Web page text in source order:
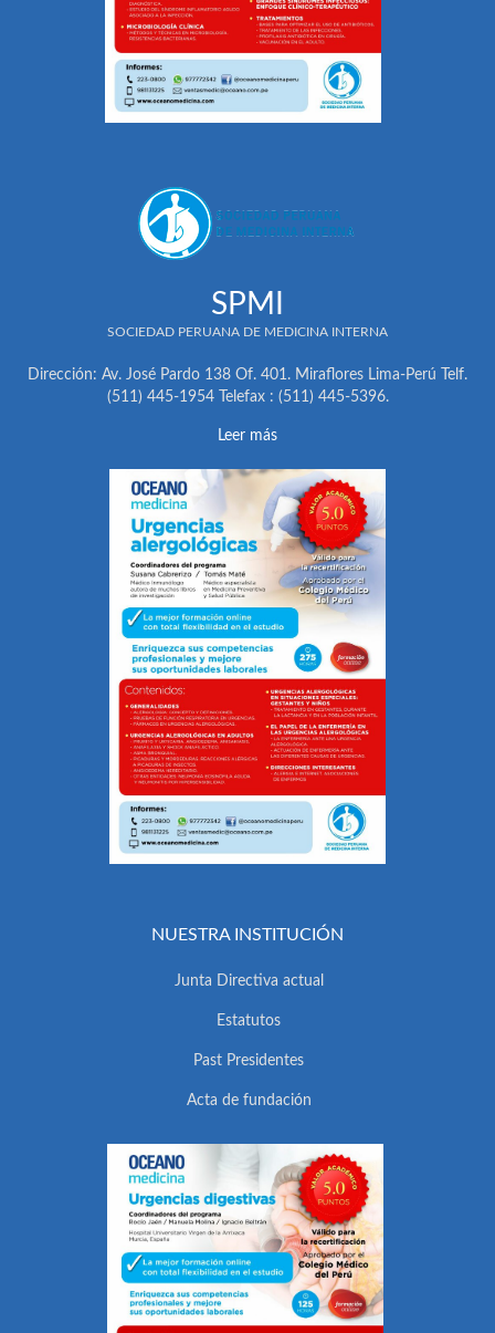
SPMI
SOCIEDAD PERUANA DE MEDICINA INTERNA
Dirección: Av. José Pardo 138 Of. 401. Miraflores Lima-Perú Telf.
(511) 445-1954 Telefax : (511) 445-5396.
Leer más
NUESTRA INSTITUCIÓN
Junta Directiva actual
Estatutos
Past Presidentes
Acta de fundación